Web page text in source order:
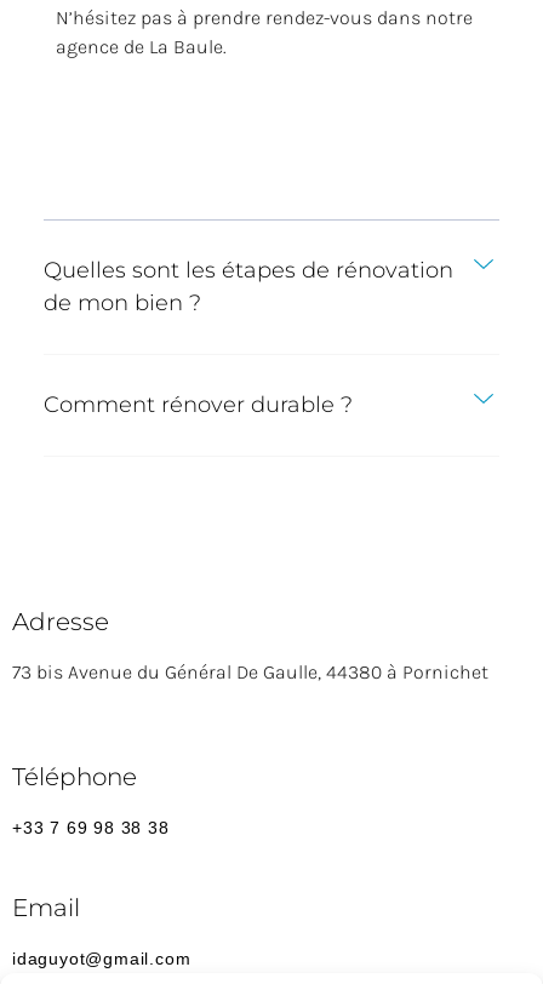
N’hésitez pas à prendre rendez-vous dans notre
agence de La Baule.
Quelles sont les étapes de rénovation
de mon bien ?
Comment rénover durable ?
Adresse
73 bis Avenue du Général De Gaulle, 44380 à Pornichet
Téléphone
+33 7 69 98 38 38
Email
idaguyot@gmail.com